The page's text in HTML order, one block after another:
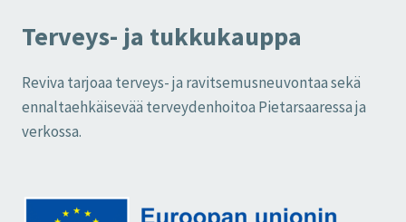
Terveys- ja tukkukauppa
Reviva tarjoaa terveys- ja ravitsemusneuvontaa sekä
ennaltaehkäisevää terveydenhoitoa Pietarsaaressa ja
verkossa.